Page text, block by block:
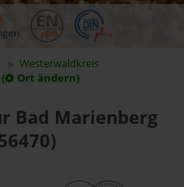
Westerwaldkreis
( Ort ändern)
Bad Marienberg